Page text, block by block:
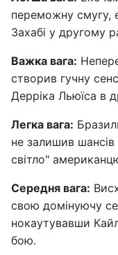
переможну смугу,
Захабі у другому
Важка вага:
створив гучну
Дерріка Льюїса в
Легка вага:
не залишив
світло"
Середня вага:
свою домінуючу
нокаутувавши
бою.